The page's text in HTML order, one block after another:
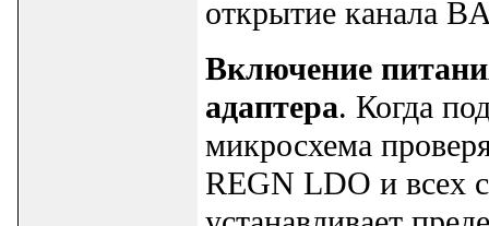
открытие канала
Включение
адаптера. Когда
микросхема
REGN LDO и всех